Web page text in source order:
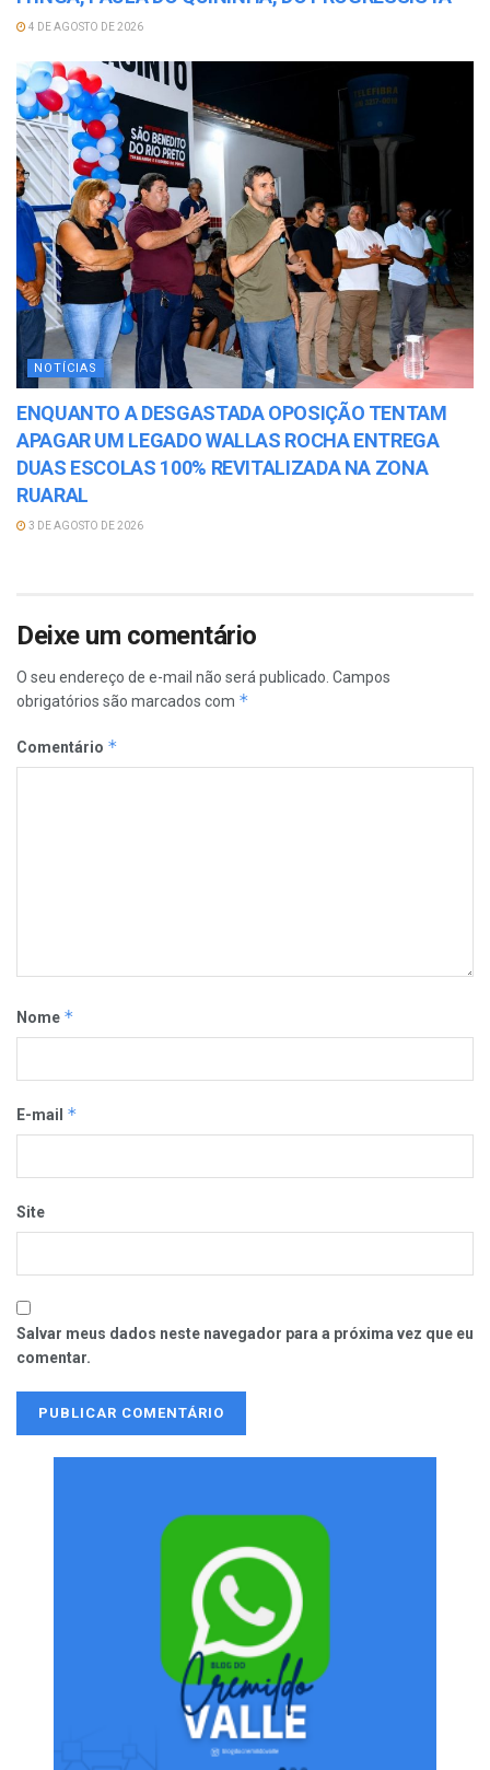
4 DE AGOSTO DE 2026
NOTÍCIAS
ENQUANTO A DESGASTADA OPOSIÇÃO TENTAM
APAGAR UM LEGADO WALLAS ROCHA ENTREGA
DUAS ESCOLAS 100% REVITALIZADA NA ZONA
RUARAL
3 DE AGOSTO DE 2026
Deixe um comentário
O seu endereço de e-mail não será publicado. Campos
obrigatórios são marcados com *
Comentário *
Nome *
E-mail *
Site
Salvar meus dados neste navegador para a próxima vez que eu
comentar.